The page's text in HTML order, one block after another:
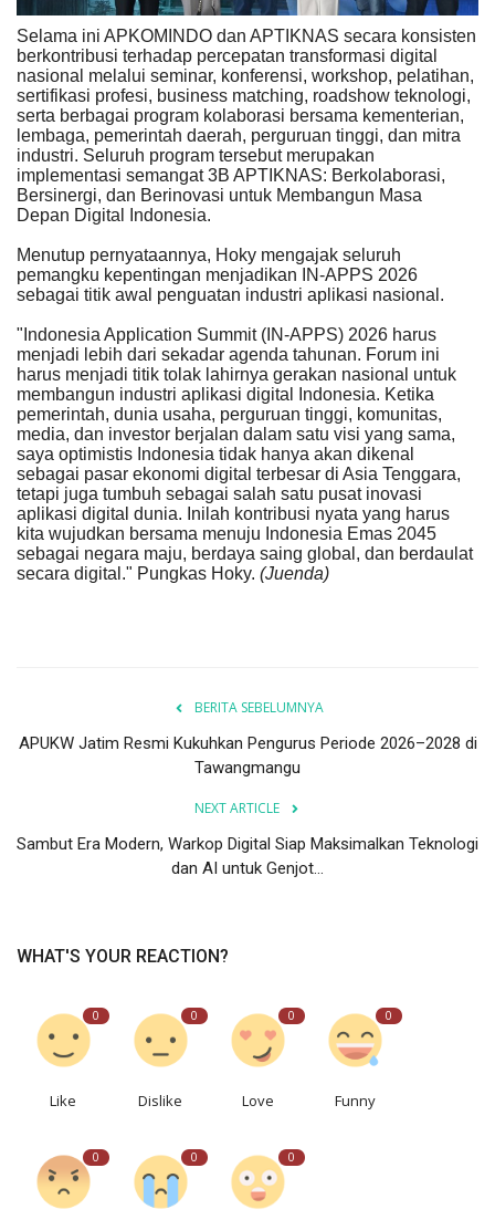
Selama ini APKOMINDO dan APTIKNAS secara konsisten
berkontribusi terhadap percepatan transformasi digital
nasional melalui seminar, konferensi, workshop, pelatihan,
sertifikasi profesi, business matching, roadshow teknologi,
serta berbagai program kolaborasi bersama kementerian,
lembaga, pemerintah daerah, perguruan tinggi, dan mitra
industri. Seluruh program tersebut merupakan
implementasi semangat 3B APTIKNAS: Berkolaborasi,
Bersinergi, dan Berinovasi untuk Membangun Masa
Depan Digital Indonesia.
Menutup pernyataannya, Hoky mengajak seluruh
pemangku kepentingan menjadikan IN-APPS 2026
sebagai titik awal penguatan industri aplikasi nasional.
"Indonesia Application Summit (IN-APPS) 2026 harus
menjadi lebih dari sekadar agenda tahunan. Forum ini
harus menjadi titik tolak lahirnya gerakan nasional untuk
membangun industri aplikasi digital Indonesia. Ketika
pemerintah, dunia usaha, perguruan tinggi, komunitas,
media, dan investor berjalan dalam satu visi yang sama,
saya optimistis Indonesia tidak hanya akan dikenal
sebagai pasar ekonomi digital terbesar di Asia Tenggara,
tetapi juga tumbuh sebagai salah satu pusat inovasi
aplikasi digital dunia. Inilah kontribusi nyata yang harus
kita wujudkan bersama menuju Indonesia Emas 2045
sebagai negara maju, berdaya saing global, dan berdaulat
secara digital." Pungkas Hoky. (Juenda)
BERITA SEBELUMNYA
APUKW Jatim Resmi Kukuhkan Pengurus Periode 2026–2028 di
Tawangmangu
NEXT ARTICLE
Sambut Era Modern, Warkop Digital Siap Maksimalkan Teknologi
dan AI untuk Genjot...
WHAT'S YOUR REACTION?
0
Like
0
Dislike
0
Love
0
Funny
0 0 0